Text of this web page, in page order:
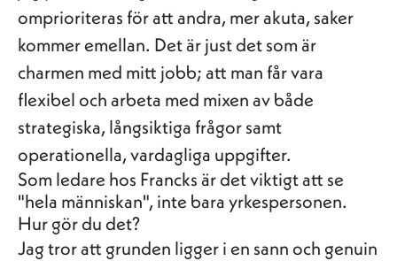
omprioriteras för att andra, mer akuta, saker
kommer emellan. Det är just det som är
charmen med mitt jobb; att man får vara
flexibel och arbeta med mixen av både
strategiska, långsiktiga frågor samt
operationella, vardagliga uppgifter.
Som ledare hos Francks är det viktigt att se
"hela människan", inte bara yrkespersonen.
Hur gör du det?
Jag tror att grunden ligger i en sann och genuin